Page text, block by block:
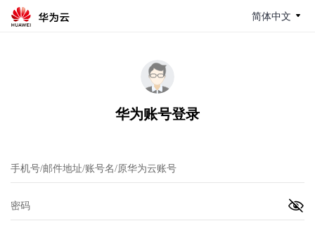
简体中文
华为账号登录